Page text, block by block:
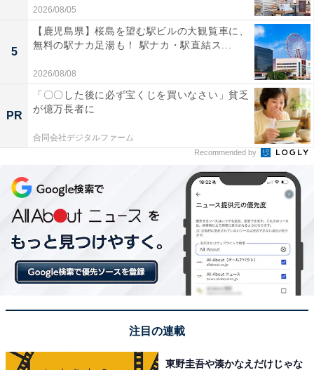
2026/08/05
5
【鹿児島県】桜島を望む駅ビルの大観覧車に、
無料の駅ナカ足湯も！ 駅ナカ・駅直結ス...
2026/08/08
PR
「〇〇した後に必ず宝くじを買いなさい」貧乏
が億万長者に
合同会社デジタルファーム
Recommended by
注目の連載
東野圭吾や湊かなえだけじゃな